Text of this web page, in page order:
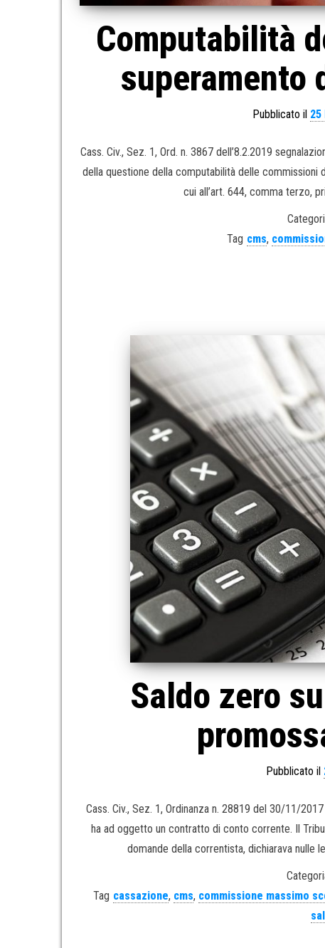
Computabilità
superamento
Pubblicato il 25
Cass. Civ., Sez. 1, Ord. n. 3867 dell’8.2.2019
della questione della computabilità delle commissioni
cui all’art. 644, comma terzo,
Tag cms,
Saldo zero
Pubblicato il
Cass. Civ., Sez. 1, Ordinanza n. 28819 del 30/11/
ha ad oggetto un contratto di conto corrente. Il
domande della correntista, dichiarava nulle
Tag cassazione, cms, commissione massimo